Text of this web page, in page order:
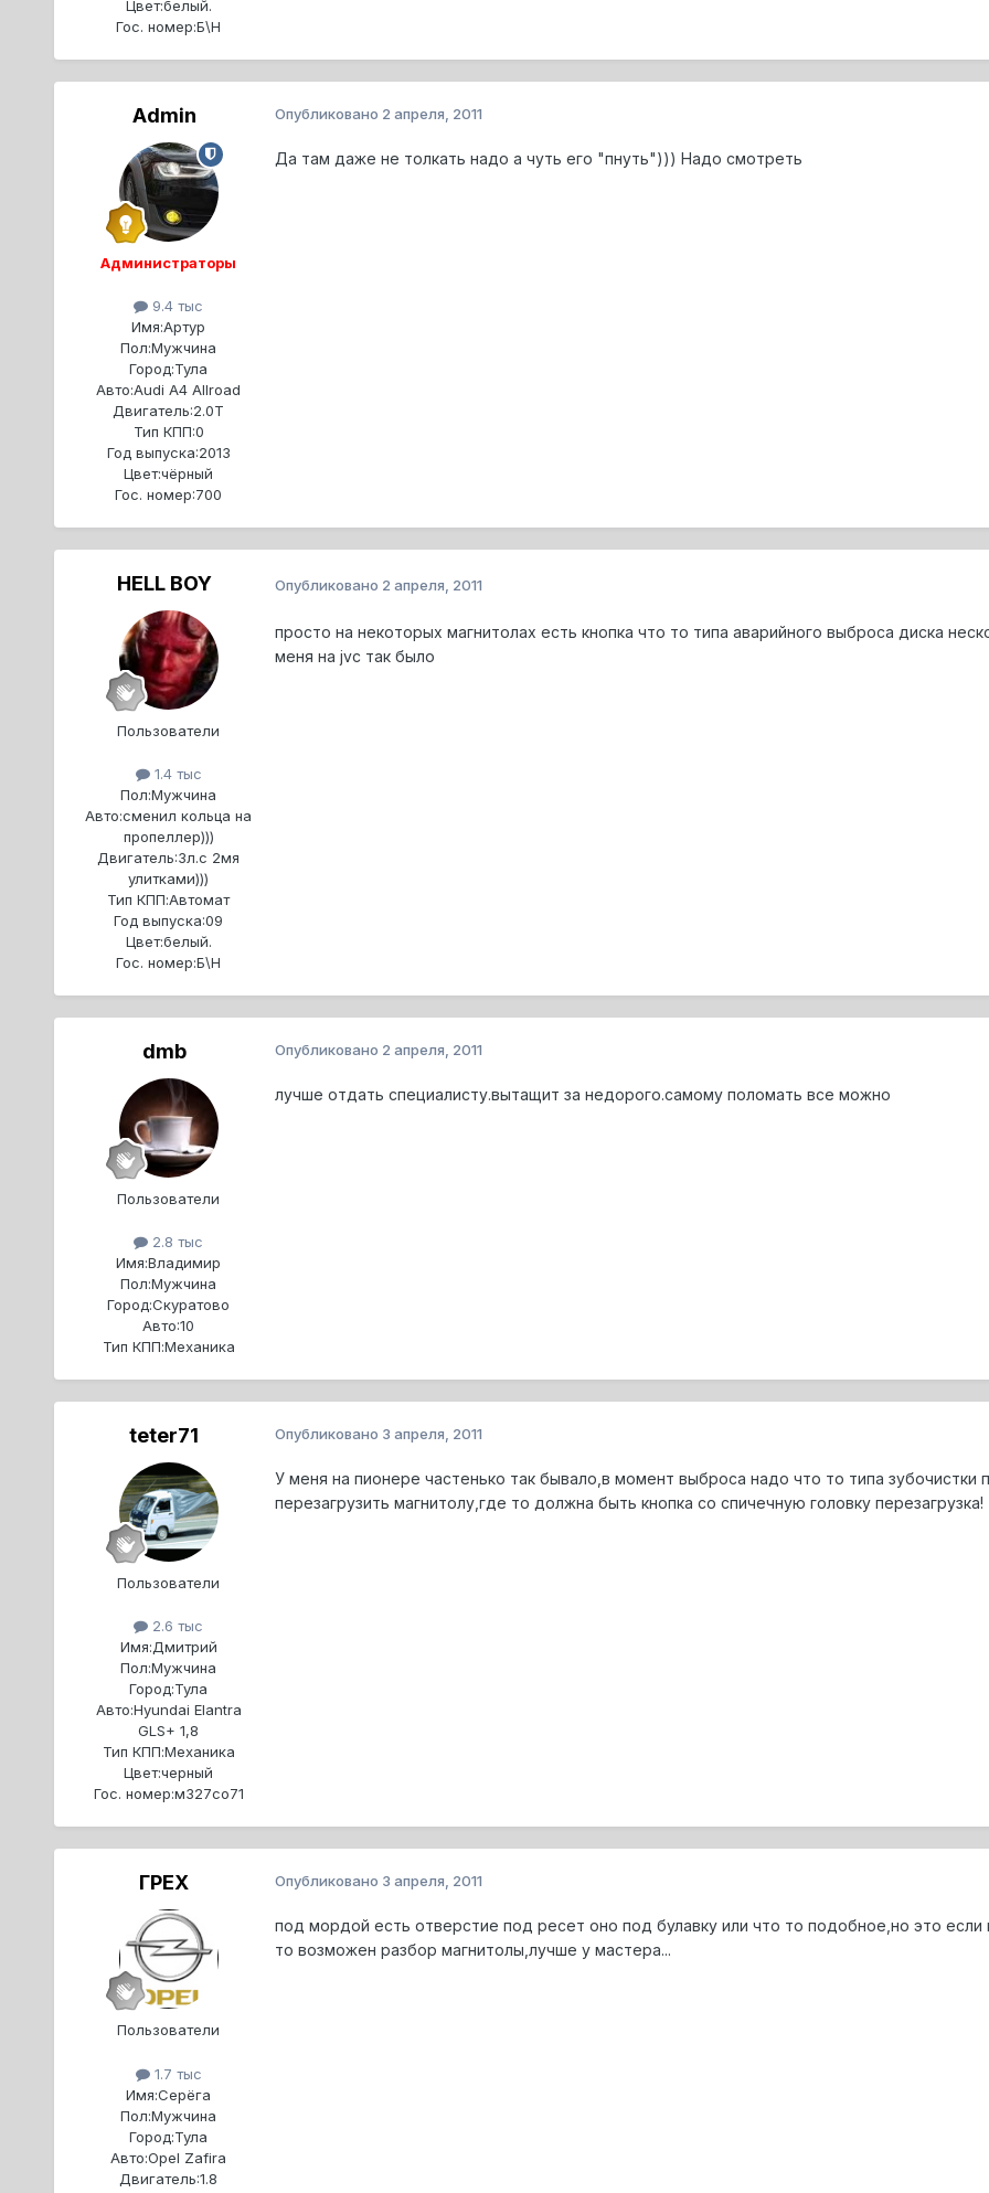
Цвет:белый.
Гос. номер:Б\Н
Admin
Администраторы
9.4 тыс
Имя:Артур
Пол:Мужчина
Город:Тула
Авто:Audi A4 Allroad
Двигатель:2.0T
Тип КПП:0
Год выпуска:2013
Цвет:чёрный
Гос. номер:700
Опубликовано 2 апреля, 2011
Да там даже не толкать надо а чуть его "пнуть"))) Надо смотреть
HELL BOY
Пользователи
1.4 тыс
Пол:Мужчина
Авто:сменил кольца на
пропеллер)))
Двигатель:3л.с 2мя
улитками)))
Тип КПП:Автомат
Год выпуска:09
Цвет:белый.
Гос. номер:Б\Н
Опубликовано 2 апреля, 2011
просто на некоторых магнитолах есть кнопка что то типа аварийного выброса диска
меня на jvc так было
dmb
Пользователи
2.8 тыс
Имя:Владимир
Пол:Мужчина
Город:Скуратово
Авто:10
Тип КПП:Механика
Опубликовано 2 апреля, 2011
лучше отдать специалисту.вытащит за недорого.самому поломать все можно
teter71
Пользователи
2.6 тыс
Имя:Дмитрий
Пол:Мужчина
Город:Тула
Авто:Hyundai Elantra
GLS+ 1,8
Тип КПП:Механика
Цвет:черный
Гос. номер:м327со71
Опубликовано 3 апреля, 2011
У меня на пионере частенько так бывало,в момент выброса надо что то типа зубочистки
перезагрузить магнитолу,где то должна быть кнопка со спичечную головку перезагрузка!
ГРЕХ
Пользователи
1.7 тыс
Имя:Серёга
Пол:Мужчина
Город:Тула
Авто:Opel Zafira
Двигатель:1.8
Опубликовано 3 апреля, 2011
под мордой есть отверстие под ресет оно под булавку или что то подобное,но это если
то возможен разбор магнитолы,лучше у мастера...